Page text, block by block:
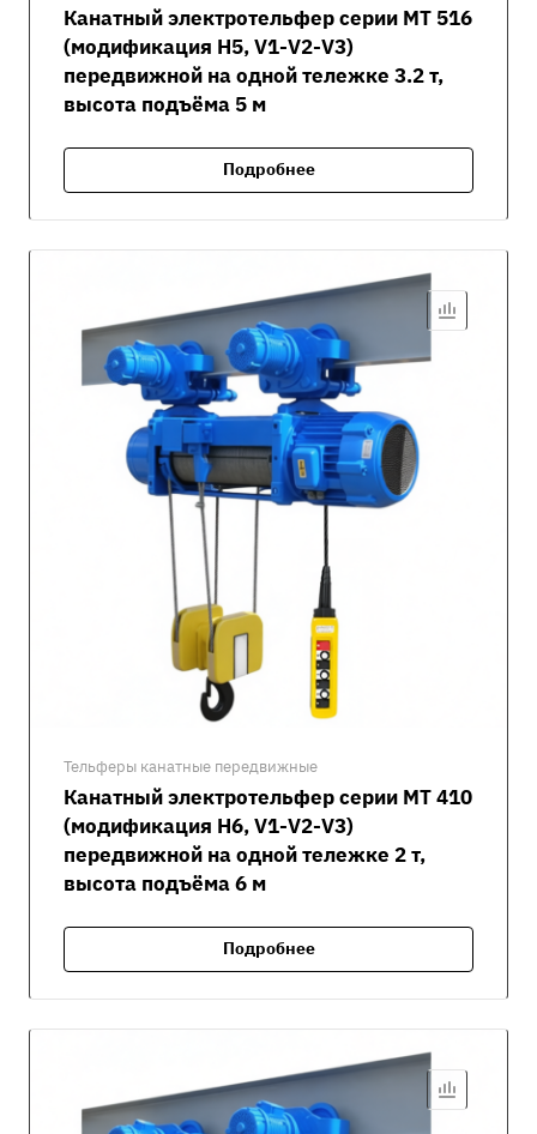
Канатный электротельфер серии MT 516
(модификация H5, V1-V2-V3)
передвижной на одной тележке 3.2 т,
высота подъёма 5 м
Подробнее
Тельферы канатные передвижные
Канатный электротельфер серии MT 410
(модификация H6, V1-V2-V3)
передвижной на одной тележке 2 т,
высота подъёма 6 м
Подробнее